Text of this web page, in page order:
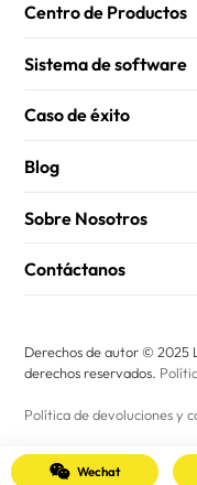
Centro de Productos
Sistema de software
Caso de éxito
Blog
Sobre Nosotros
Contáctanos
Derechos de autor © 2025
derechos reservados.
Política de devoluciones y
Wechat